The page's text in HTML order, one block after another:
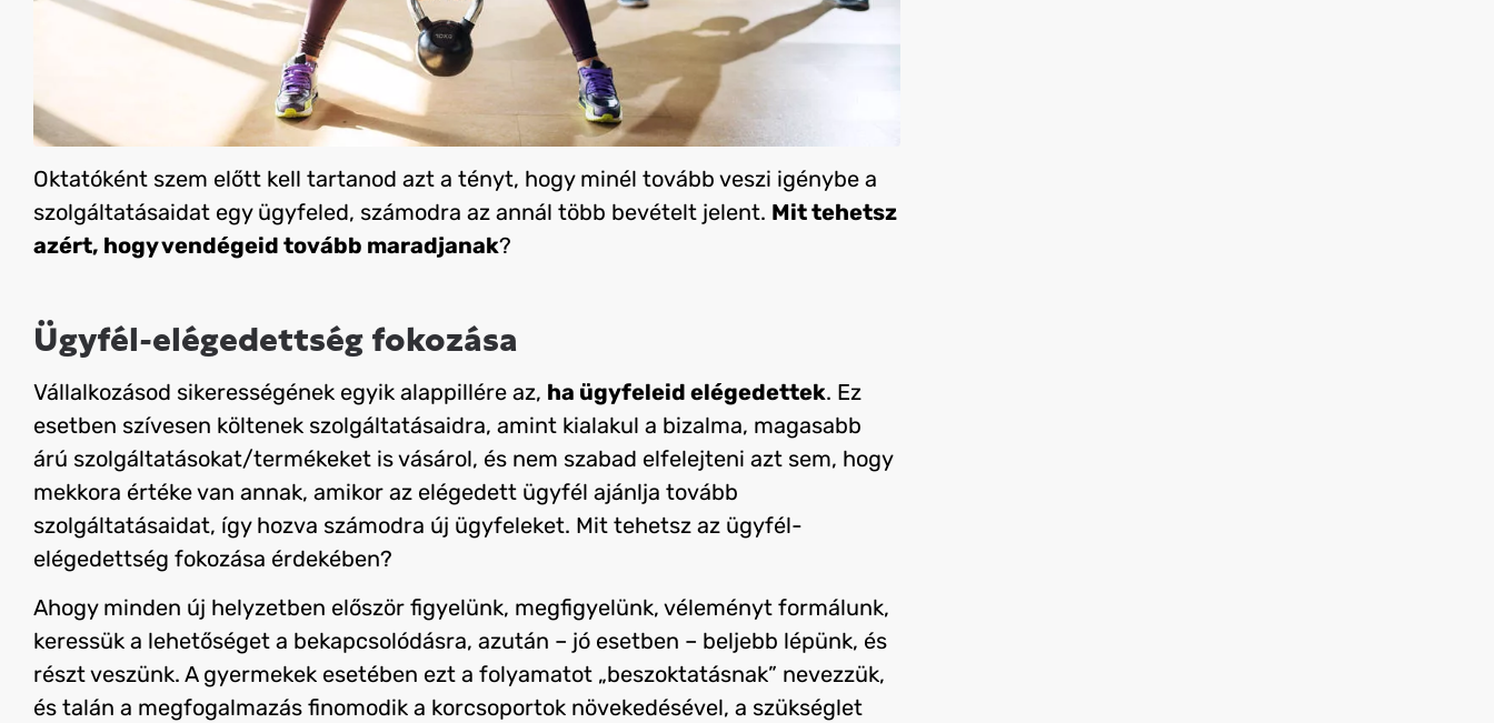
Oktatóként szem előtt kell tartanod azt a tényt, hogy minél tovább veszi igénybe a
szolgáltatásaidat egy ügyfeled, számodra az annál több bevételt jelent. Mit tehetsz
azért, hogy vendégeid tovább maradjanak?
Ügyfél-elégedettség fokozása
Vállalkozásod sikerességének egyik alappillére az, ha ügyfeleid elégedettek. Ez
esetben szívesen költenek szolgáltatásaidra, amint kialakul a bizalma, magasabb
árú szolgáltatásokat/termékeket is vásárol, és nem szabad elfelejteni azt sem, hogy
mekkora értéke van annak, amikor az elégedett ügyfél ajánlja tovább
szolgáltatásaidat, így hozva számodra új ügyfeleket. Mit tehetsz az ügyfél-
elégedettség fokozása érdekében?
Ahogy minden új helyzetben először figyelünk, megfigyelünk, véleményt formálunk,
keressük a lehetőséget a bekapcsolódásra, azután – jó esetben – beljebb lépünk, és
részt veszünk. A gyermekek esetében ezt a folyamatot „beszoktatásnak” nevezzük,
és talán a megfogalmazás finomodik a korcsoportok növekedésével, a szükséglet